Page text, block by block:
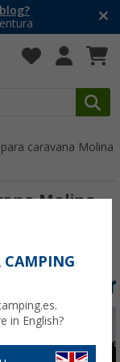
caravana Molina
Molina
CAMPING
in English?